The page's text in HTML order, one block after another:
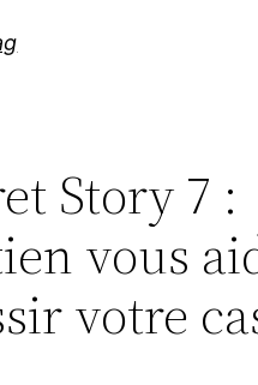
Story 7 :
vous
votre